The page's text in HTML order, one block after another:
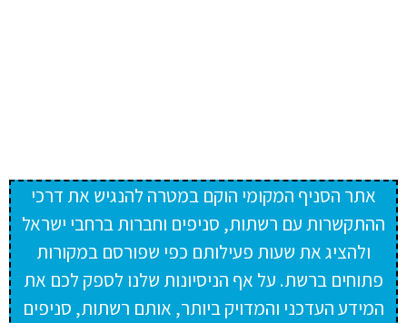
אתר הסניף המקומי הוקם במטרה להנגיש את דרכי
ההתקשרות עם רשתות, סניפים וחברות ברחבי ישראל
ולהציג את שעות פעילותם כפי שפורסם במקורות
פתוחים ברשת. על אף הניסיונות שלנו לספק לכם את
המידע העדכני והמדויק ביותר, אותם רשתות, סניפים